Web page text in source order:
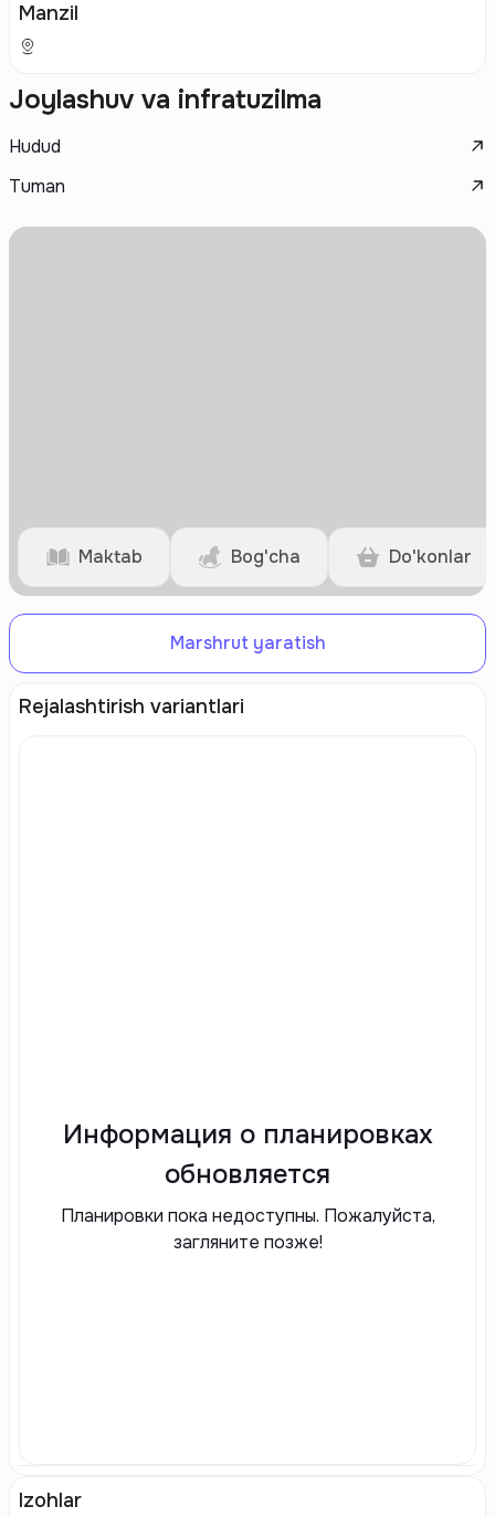
Manzil
Joylashuv va infratuzilma
Hudud
Tuman
Maktab Bog'cha Do'konlar
Marshrut yaratish
Rejalashtirish variantlari
Информация о планировках
обновляется
Планировки пока недоступны. Пожалуйста,
загляните позже!
Izohlar